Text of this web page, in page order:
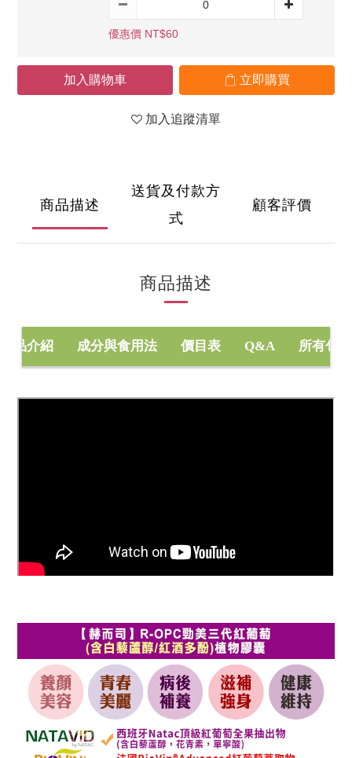
優惠價 NT$60
加入購物車 立即購買
加入追蹤清單
商品描述
送貨及付款方
式
顧客評價
商品描述
商品介紹 成分與食用法 價目表 Q&A 所有包裝